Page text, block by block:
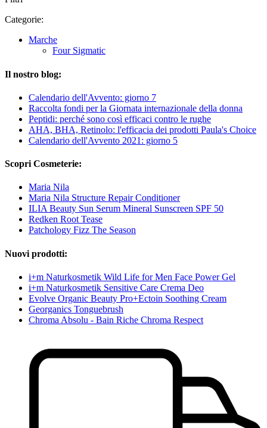
Categorie:
Marche
Four Sigmatic
Il nostro blog:
Calendario dell'Avvento: giorno 7
Raccolta fondi per la Giornata internazionale della donna
Peptidi: perché sono così efficaci contro le rughe
AHA, BHA, Retinolo: l'efficacia dei prodotti Paula's Choice
Calendario dell'Avvento 2021: giorno 5
Scopri Cosmeterie:
Maria Nila
Maria Nila Structure Repair Conditioner
ILIA Beauty Sun Serum Mineral Sunscreen SPF 50
Redken Root Tease
Patchology Fizz The Season
Nuovi prodotti:
i+m Naturkosmetik Wild Life for Men Face Power Gel
i+m Naturkosmetik Sensitive Care Crema Deo
Evolve Organic Beauty Pro+Ectoin Soothing Cream
Georganics Tonguebrush
Chroma Absolu - Bain Riche Chroma Respect